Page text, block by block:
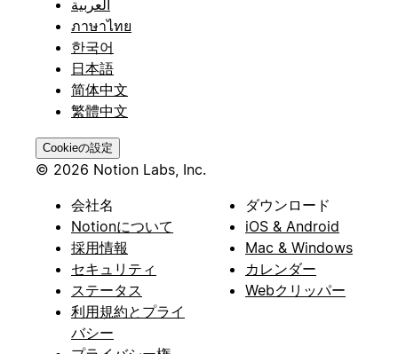
العربية
ภาษาไทย
한국어
日本語
简体中文
繁體中文
Cookieの設定
© 2026 Notion Labs, Inc.
会社名
Notionについて
採用情報
セキュリティ
ステータス
利用規約とプライ
バシー
ダウンロード
iOS & Android
Mac & Windows
カレンダー
Webクリッパー